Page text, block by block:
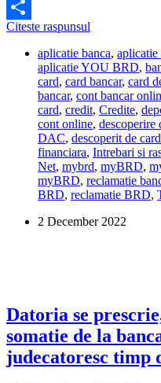
Facebook
Share
Citeste raspunsul
definitiile
termenilor
din
contractul
BRD?
aplicatie banca,
aplicatie YOU BRD,
card, card bancar, card
bancar, cont bancar
card, credit, Credite,
cont online, descoperire
DAC, descoperit de card
financiara, Intrebari si
Net, mybrd, myBRD,
myBRD, reclamatie
BRD, reclamatie BRD,
2 December 2022
Datoria se
somatie de la
judecatoresc timp